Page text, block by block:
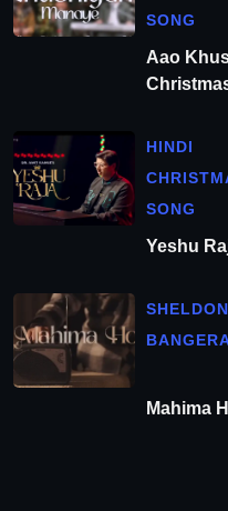
SONG
Aao
HINDI
SONG
Yeshu
SHELDON
Mahima